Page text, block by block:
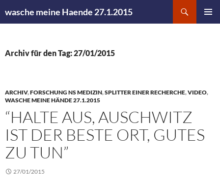
Inhalt
wasche meine Haende 27.1.2015
Archiv für den Tag: 27/01/2015
ARCHIV,FORSCHUNG NS MEDIZIN,SPLITTER EINER RECHERCHE,VIDEO,
WASCHE MEINE HÄNDE 27.1.2015
“HALTE AUS, AUSCHWITZ
IST DER BESTE ORT, GUTES
ZU TUN”
27/01/2015